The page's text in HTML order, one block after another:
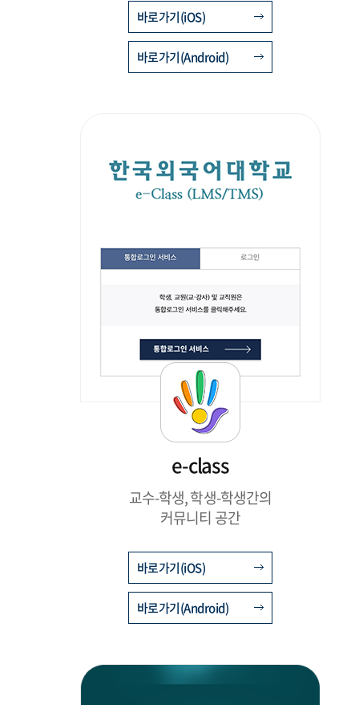
바로가기(iOS)
바로가기(Android)
e-class
교수-학생, 학생-학생간의
커뮤니티 공간
바로가기(iOS)
바로가기(Android)